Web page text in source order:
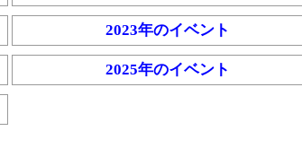
2023年のイベント
2025年のイベント